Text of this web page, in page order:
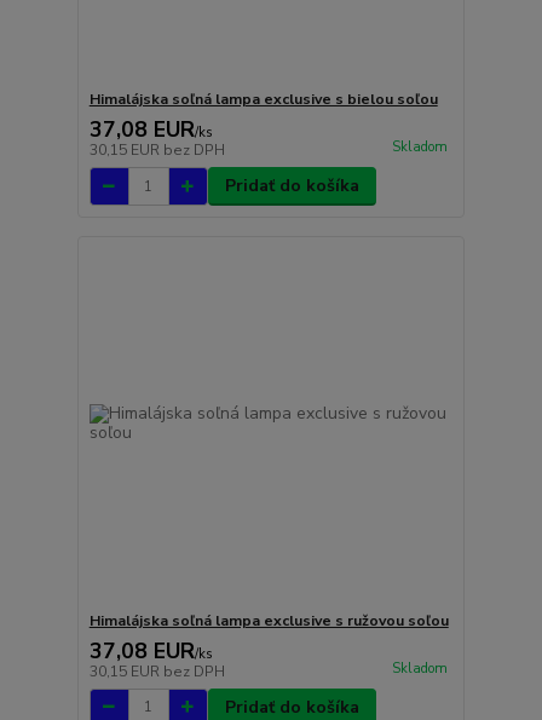
Himalájska soľná lampa exclusive s bielou soľou
37,08 EUR/ks
30,15 EUR bez DPH Skladom
Pridať do košíka
Himalájska soľná lampa exclusive s ružovou soľou
37,08 EUR/ks
30,15 EUR bez DPH Skladom
Pridať do košíka